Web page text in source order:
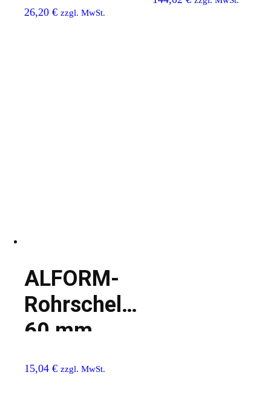
26,20 € zzgl. MwSt.
ALFORM-
Rohrschelle
60 mm
15,04 € zzgl. MwSt.